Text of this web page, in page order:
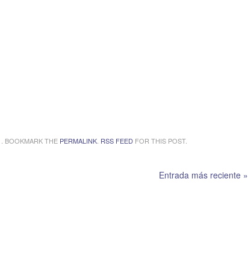
. BOOKMARK THE PERMALINK RSS FEED FOR THIS POST.
Entrada más reciente »